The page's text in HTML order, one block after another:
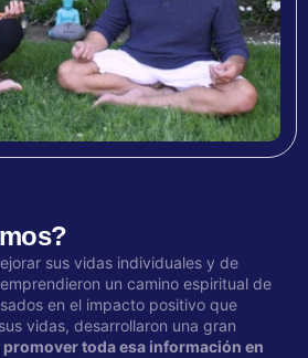
sus vidas individuales y de
un camino espiritual de
en el impacto positivo que
vidas, desarrollaron una gran
toda esa información en